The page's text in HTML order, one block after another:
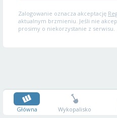
Zalogowanie oznacza akceptację
aktualnym brzmieniu. Jeśli nie
prosimy o niekorzystanie z serwisu.
Główna Wykopalisko